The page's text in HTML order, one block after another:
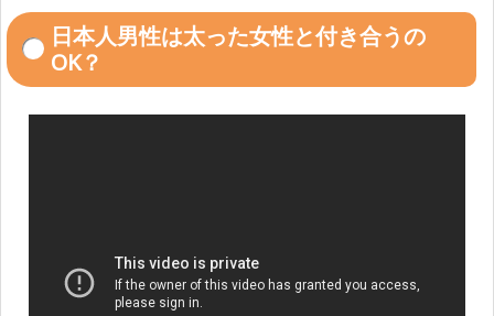
日本人男性は太った女性と付き合うの
OK？